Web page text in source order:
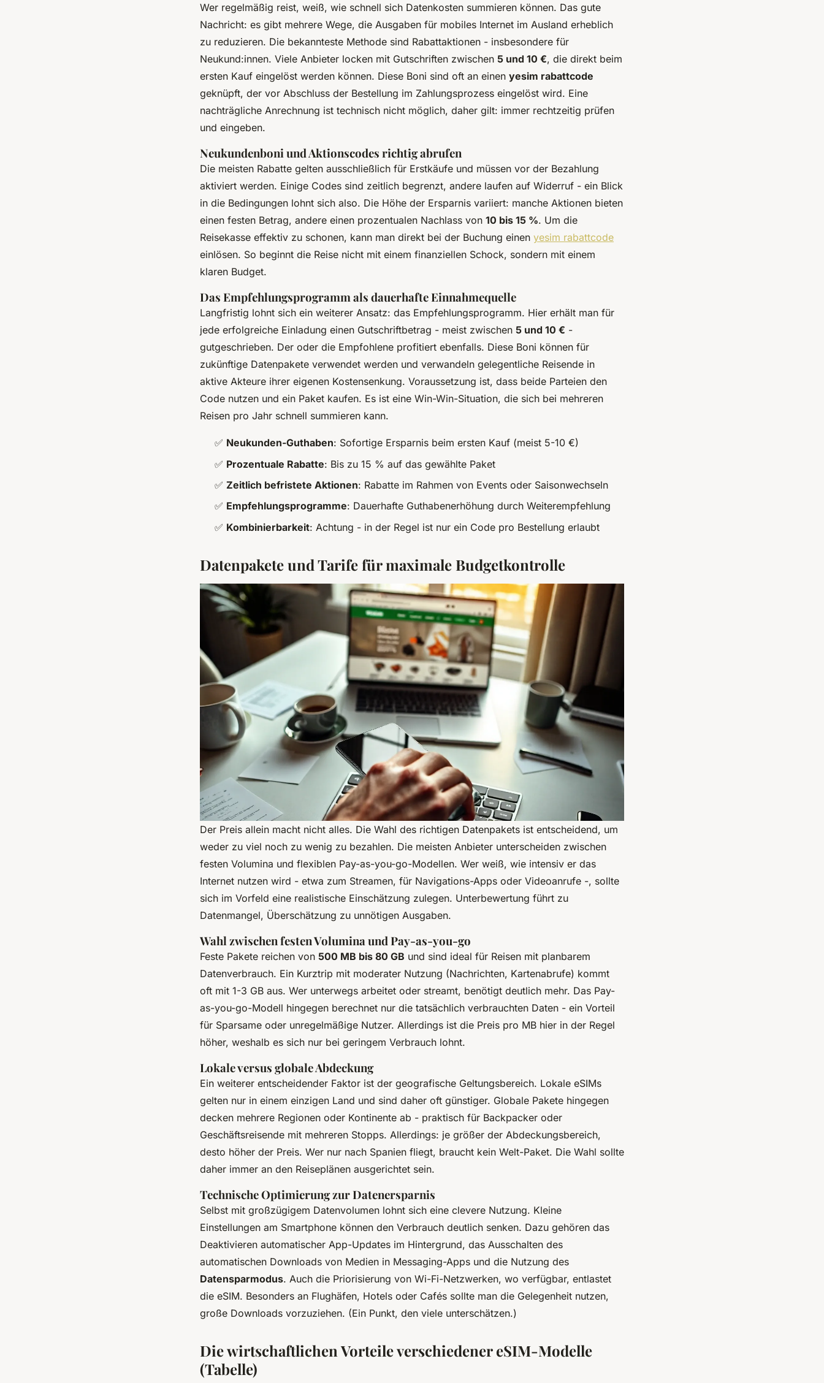
Wer regelmäßig reist, weiß, wie schnell sich Datenkosten summieren können. Das gute
Nachricht: es gibt mehrere Wege, die Ausgaben für mobiles Internet im Ausland erheblich
zu reduzieren. Die bekannteste Methode sind Rabattaktionen - insbesondere für
Neukund:innen. Viele Anbieter locken mit Gutschriften zwischen 5 und 10 €, die direkt beim
ersten Kauf eingelöst werden können. Diese Boni sind oft an einen yesim rabattcode
geknüpft, der vor Abschluss der Bestellung im Zahlungsprozess eingelöst wird. Eine
nachträgliche Anrechnung ist technisch nicht möglich, daher gilt: immer rechtzeitig prüfen
und eingeben.
Neukundenboni und Aktionscodes richtig abrufen
Die meisten Rabatte gelten ausschließlich für Erstkäufe und müssen vor der Bezahlung
aktiviert werden. Einige Codes sind zeitlich begrenzt, andere laufen auf Widerruf - ein Blick
in die Bedingungen lohnt sich also. Die Höhe der Ersparnis variiert: manche Aktionen bieten
einen festen Betrag, andere einen prozentualen Nachlass von 10 bis 15 %. Um die
Reisekasse effektiv zu schonen, kann man direkt bei der Buchung einen yesim rabattcode
einlösen. So beginnt die Reise nicht mit einem finanziellen Schock, sondern mit einem
klaren Budget.
Das Empfehlungsprogramm als dauerhafte Einnahmequelle
Langfristig lohnt sich ein weiterer Ansatz: das Empfehlungsprogramm. Hier erhält man für
jede erfolgreiche Einladung einen Gutschriftbetrag - meist zwischen 5 und 10 € -
gutgeschrieben. Der oder die Empfohlene profitiert ebenfalls. Diese Boni können für
zukünftige Datenpakete verwendet werden und verwandeln gelegentliche Reisende in
aktive Akteure ihrer eigenen Kostensenkung. Voraussetzung ist, dass beide Parteien den
Code nutzen und ein Paket kaufen. Es ist eine Win-Win-Situation, die sich bei mehreren
Reisen pro Jahr schnell summieren kann.
✅ Neukunden-Guthaben: Sofortige Ersparnis beim ersten Kauf (meist 5-10 €)
✅ Prozentuale Rabatte: Bis zu 15 % auf das gewählte Paket
✅ Zeitlich befristete Aktionen: Rabatte im Rahmen von Events oder Saisonwechseln
✅ Empfehlungsprogramme: Dauerhafte Guthabenerhöhung durch Weiterempfehlung
✅ Kombinierbarkeit: Achtung - in der Regel ist nur ein Code pro Bestellung erlaubt
Datenpakete und Tarife für maximale Budgetkontrolle
Der Preis allein macht nicht alles. Die Wahl des richtigen Datenpakets ist entscheidend, um
weder zu viel noch zu wenig zu bezahlen. Die meisten Anbieter unterscheiden zwischen
festen Volumina und flexiblen Pay-as-you-go-Modellen. Wer weiß, wie intensiv er das
Internet nutzen wird - etwa zum Streamen, für Navigations-Apps oder Videoanrufe -, sollte
sich im Vorfeld eine realistische Einschätzung zulegen. Unterbewertung führt zu
Datenmangel, Überschätzung zu unnötigen Ausgaben.
Wahl zwischen festen Volumina und Pay-as-you-go
Feste Pakete reichen von 500 MB bis 80 GB und sind ideal für Reisen mit planbarem
Datenverbrauch. Ein Kurztrip mit moderater Nutzung (Nachrichten, Kartenabrufe) kommt
oft mit 1-3 GB aus. Wer unterwegs arbeitet oder streamt, benötigt deutlich mehr. Das Pay-
as-you-go-Modell hingegen berechnet nur die tatsächlich verbrauchten Daten - ein Vorteil
für Sparsame oder unregelmäßige Nutzer. Allerdings ist die Preis pro MB hier in der Regel
höher, weshalb es sich nur bei geringem Verbrauch lohnt.
Lokale versus globale Abdeckung
Ein weiterer entscheidender Faktor ist der geografische Geltungsbereich. Lokale eSIMs
gelten nur in einem einzigen Land und sind daher oft günstiger. Globale Pakete hingegen
decken mehrere Regionen oder Kontinente ab - praktisch für Backpacker oder
Geschäftsreisende mit mehreren Stopps. Allerdings: je größer der Abdeckungsbereich,
desto höher der Preis. Wer nur nach Spanien fliegt, braucht kein Welt-Paket. Die Wahl sollte
daher immer an den Reiseplänen ausgerichtet sein.
Technische Optimierung zur Datenersparnis
Selbst mit großzügigem Datenvolumen lohnt sich eine clevere Nutzung. Kleine
Einstellungen am Smartphone können den Verbrauch deutlich senken. Dazu gehören das
Deaktivieren automatischer App-Updates im Hintergrund, das Ausschalten des
automatischen Downloads von Medien in Messaging-Apps und die Nutzung des
Datensparmodus. Auch die Priorisierung von Wi-Fi-Netzwerken, wo verfügbar, entlastet
die eSIM. Besonders an Flughäfen, Hotels oder Cafés sollte man die Gelegenheit nutzen,
große Downloads vorzuziehen. (Ein Punkt, den viele unterschätzen.)
Die wirtschaftlichen Vorteile verschiedener eSIM-Modelle
(Tabelle)